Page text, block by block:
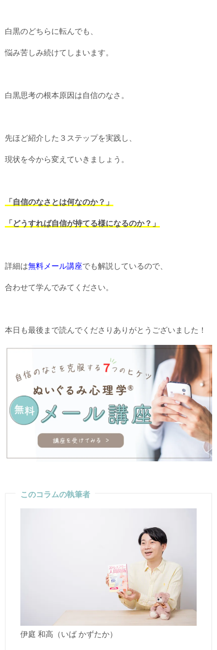
白黒のどちらに転んでも、
悩み苦しみ続けてしまいます。
白黒思考の根本原因は自信のなさ。
先ほど紹介した３ステップを実践し、
現状を今から変えていきましょう。
「自信のなさとは何なのか？」
「どうすれば自信が持てる様になるのか？」
詳細は無料メール講座でも解説しているので、
合わせて学んでみてください。
本日も最後まで読んでくださりありがとうございました！
このコラムの執筆者
伊庭 和高（いば かずたか）